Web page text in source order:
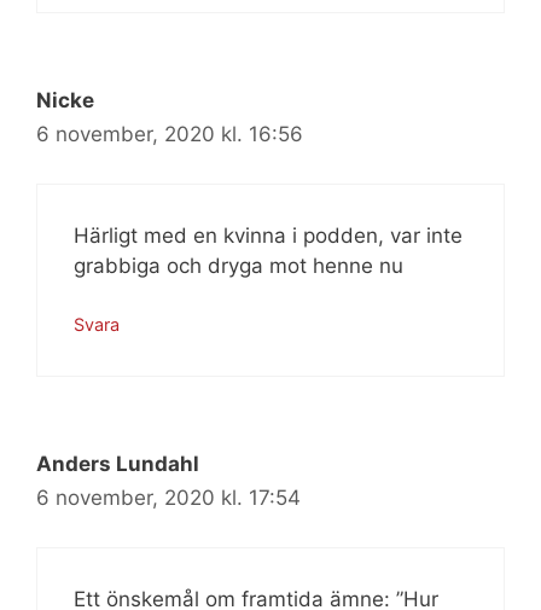
Nicke
6 november, 2020 kl. 16:56
Härligt med en kvinna i podden, var inte
grabbiga och dryga mot henne nu
Svara
Anders Lundahl
6 november, 2020 kl. 17:54
Ett önskemål om framtida ämne: ”Hur